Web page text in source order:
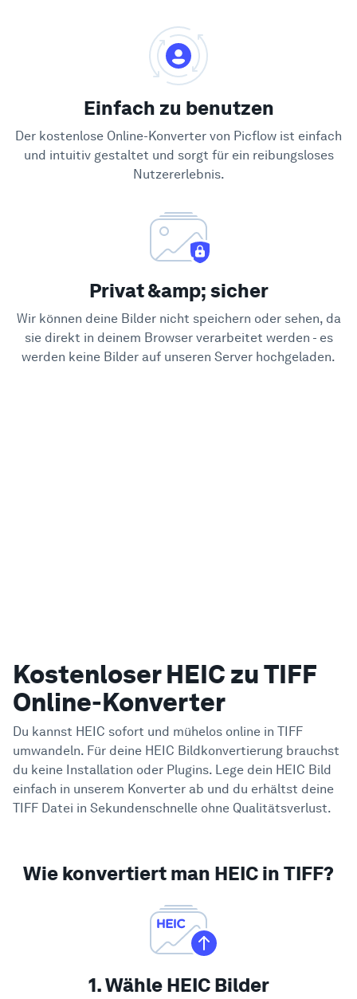
Einfach zu benutzen
Der kostenlose Online-Konverter von Picflow ist einfach
und intuitiv gestaltet und sorgt für ein reibungsloses
Nutzererlebnis.
Privat &amp; sicher
Wir können deine Bilder nicht speichern oder sehen, da
sie direkt in deinem Browser verarbeitet werden - es
werden keine Bilder auf unseren Server hochgeladen.
Kostenloser HEIC zu TIFF
Online-Konverter
Du kannst HEIC sofort und mühelos online in TIFF
umwandeln. Für deine HEIC Bildkonvertierung brauchst
du keine Installation oder Plugins. Lege dein HEIC Bild
einfach in unserem Konverter ab und du erhältst deine
TIFF Datei in Sekundenschnelle ohne Qualitätsverlust.
Wie konvertiert man HEIC in TIFF?
1. Wähle HEIC Bilder